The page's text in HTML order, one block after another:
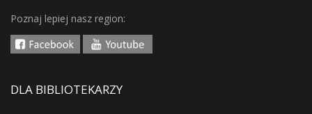
Poznaj lepiej nasz region:
DLA BIBLIOTEKARZY